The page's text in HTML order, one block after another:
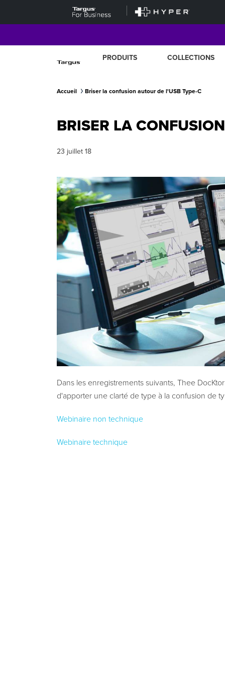
PRODUITS COLLECTIONS
Accueil Briser la confusion autour de l'USB Type-C
BRISER LA
23 juillet 18
Dans les enregistrements suivants, Thee
d'apporter une clarté de type à la confusion de
Webinaire non technique
Webinaire technique